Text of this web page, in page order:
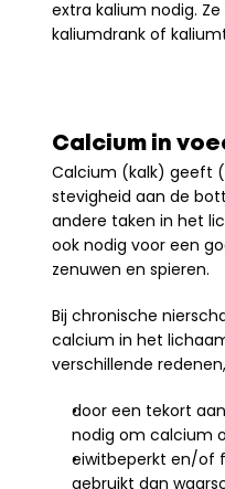
extra kalium nodig.
kaliumdrank of
Calcium in
Calcium (kalk) geeft
stevigheid aan de
andere taken in het
ook nodig voor een
zenuwen en spieren.
Bij chronische
calcium in het
verschillende
door een tekort
nodig om calcium
eiwitbeperkt en/of
gebruikt dan